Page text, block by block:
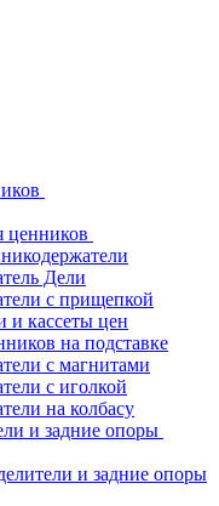
ценников
Дели
с прищепкой
и кассеты цен
на подставке
с магнитами
с иголкой
на колбасу
и задние опоры
и задние опоры